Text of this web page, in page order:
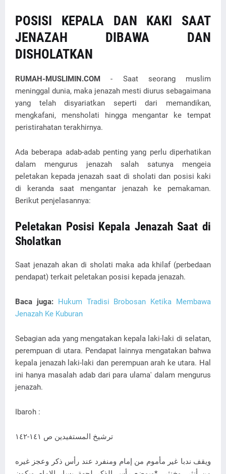
POSISI KEPALA DAN KAKI SAAT
JENAZAH DIBAWA DAN
DISHOLATKAN
RUMAH-MUSLIMIN.COM - Saat seorang muslim
meninggal dunia, maka jenazah mesti diurus sebagaimana
yang telah disyariatkan seperti dari memandikan,
mengkafani, mensholati hingga mengantar ke tempat
peristirahatan terakhirnya.
Ada beberapa adab-adab penting yang perlu diperhatikan
dalam mengurus jenazah salah satunya mengeia
peletakan kepada jenazah saat di sholati dan posisi kaki
di keranda saat mengantar jenazah ke pemakaman.
Berikut penjelasannya:
Peletakan Posisi Kepala Jenazah Saat di
Sholatkan
Saat jenazah akan di sholati maka ada khilaf (perbedaan
pendapat) terkait peletakan posisi kepada jenazah.
Baca juga: Hukum Tradisi Brobosan Ketika Membawa
Jenazah Ke Kuburan
Sebagian ada yang mengatakan kepala laki-laki di selatan,
perempuan di utara. Pendapat lainnya mengatakan bahwa
kepala jenazah laki-laki dan perempuan arah ke utara. Hal
ini hanya masalah adab dari para ulama' dalam mengurus
jenazah.
Ibaroh :
ترشيخ المستفيدين ص ١٤١-١٤٢
ويقف ندبا غير مأموم من إمام ومنفرد عند رأس ذكر وعجز غيره